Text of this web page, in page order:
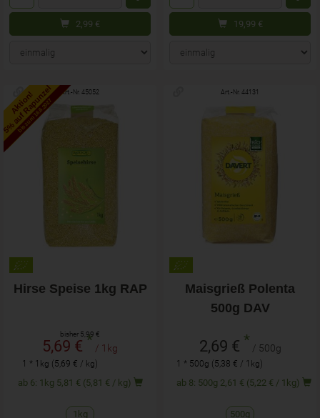
2,99 € 19,99 €
Aktion!
5% auf Rapunzel
bis zum 16.6.2027
Art.-Nr. 45052
Hirse Speise 1kg RAP
bisher 5,99 €
5,69 €* / 1kg
1 * 1kg (5,69 € / kg)
ab 6: 1kg 5,81 € (5,81 € / kg)
1kg
Art.-Nr. 44131
Maisgrieß Polenta
500g DAV
2,69 € * / 500g
1 * 500g (5,38 € / 1kg)
ab 8: 500g 2,61 € (5,22 € / 1kg)
500g